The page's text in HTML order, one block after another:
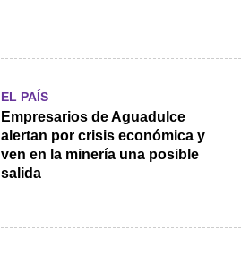
EL PAÍS
Empresarios de Aguadulce
alertan por crisis económica y
ven en la minería una posible
salida